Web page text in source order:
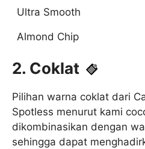
Ultra Smooth
Almond Chip
2. Coklat
Pilihan warna coklat dari
Spotless menurut kami
dikombinasikan dengan
sehingga dapat